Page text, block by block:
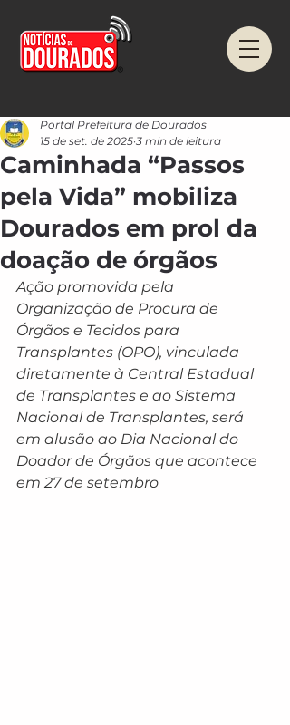
Caminhada “Passos
pela Vida” mobiliza
Dourados em prol da
doação de órgãos
Portal Prefeitura de Dourados
15 de set. de 2025 3 min de leitura
Ação promovida pela
Organização de Procura de
Órgãos e Tecidos para
Transplantes (OPO), vinculada
diretamente à Central Estadual
de Transplantes e ao Sistema
Nacional de Transplantes, será
em alusão ao Dia Nacional do
Doador de Órgãos que acontece
em 27 de setembro